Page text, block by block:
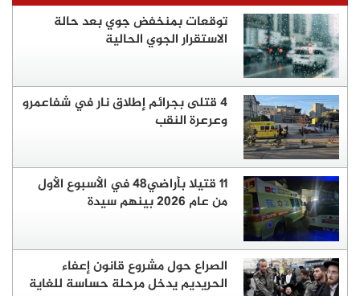
توقعات بمنخفض جوي بعد حالة
الاستقرار الجوي الحالية
4 قتلى بجرائم إطلاق نار في شفاعمرو
وعرعرة النقب
11 قتيلا بأراضي48 في الأسبوع الأول
من عام 2026 بينهم سيدة
الصراع حول مشروع قانون إعفاء
الحريديم يدخل مرحلة حساسة للغاية